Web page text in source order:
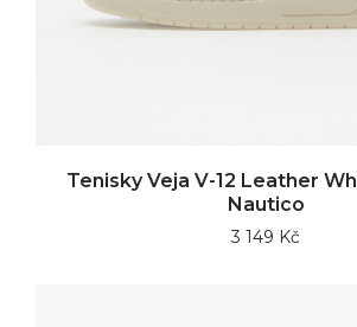
Tenisky Veja V-12 Leather
Nautico
3 149 Kč